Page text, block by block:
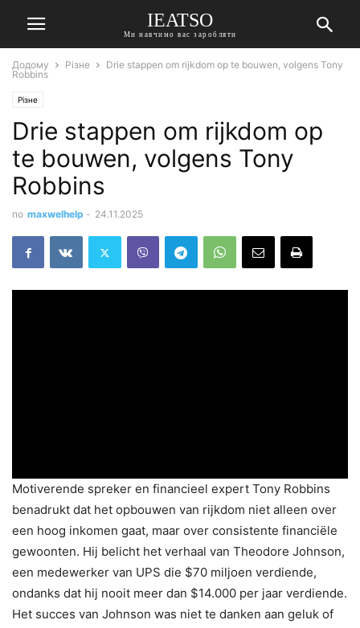
IEATSO
Ми навчимо вас заробляти
Додому Різне
Drie stappen om rijkdom op te bouwen, volgens Tony
Robbins
Різне
Drie stappen om rijkdom op
te bouwen, volgens Tony
Robbins
по maxwelhelp - 24.11.2025
Motiverende spreker en financieel expert Tony Robbins
benadrukt dat het opbouwen van rijkdom niet alleen over
een hoog inkomen gaat, maar over consistente financiële
gewoonten. Hij belicht het verhaal van Theodore Johnson,
een medewerker van UPS die $70 miljoen verdiende,
ondanks dat hij nooit meer dan $14.000 per jaar verdiende.
Het succes van Johnson was niet te danken aan geluk of